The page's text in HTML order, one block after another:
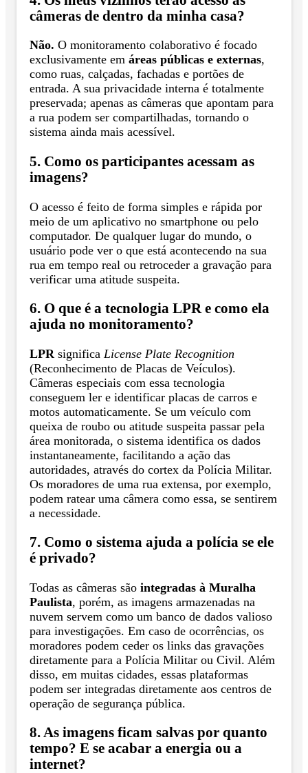
câmeras de dentro da minha casa?
Não. O monitoramento colaborativo é focado
exclusivamente em áreas públicas e externas,
como ruas, calçadas, fachadas e portões de
entrada. A sua privacidade interna é totalmente
preservada; apenas as câmeras que apontam para
a rua podem ser compartilhadas, tornando o
sistema ainda mais acessível.
5. Como os participantes acessam as
imagens?
O acesso é feito de forma simples e rápida por
meio de um aplicativo no smartphone ou pelo
computador. De qualquer lugar do mundo, o
usuário pode ver o que está acontecendo na sua
rua em tempo real ou retroceder a gravação para
verificar uma atitude suspeita.
6. O que é a tecnologia LPR e como ela
ajuda no monitoramento?
LPR significa License Plate Recognition
(Reconhecimento de Placas de Veículos).
Câmeras especiais com essa tecnologia
conseguem ler e identificar placas de carros e
motos automaticamente. Se um veículo com
queixa de roubo ou atitude suspeita passar pela
área monitorada, o sistema identifica os dados
instantaneamente, facilitando a ação das
autoridades, através do cortex da Polícia Militar.
Os moradores de uma rua extensa, por exemplo,
podem ratear uma câmera como essa, se sentirem
a necessidade.
7. Como o sistema ajuda a polícia se ele
é privado?
Todas as câmeras são integradas à Muralha
Paulista, porém, as imagens armazenadas na
nuvem servem como um banco de dados valioso
para investigações. Em caso de ocorrências, os
moradores podem ceder os links das gravações
diretamente para a Polícia Militar ou Civil. Além
disso, em muitas cidades, essas plataformas
podem ser integradas diretamente aos centros de
operação de segurança pública.
8. As imagens ficam salvas por quanto
tempo? E se acabar a energia ou a
internet?